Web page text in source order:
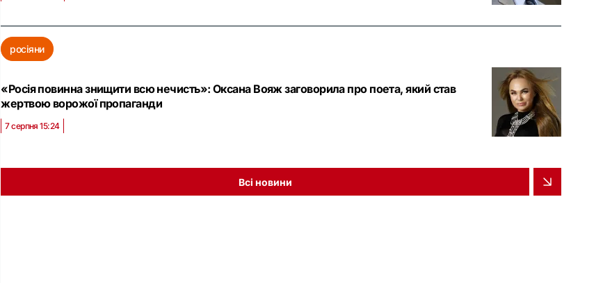
росіяни
«Росія повинна знищити всю нечисть»: Оксана Вояж заговорила про поета, який став
жертвою ворожої пропаганди
7 серпня 15:24
Всі новини